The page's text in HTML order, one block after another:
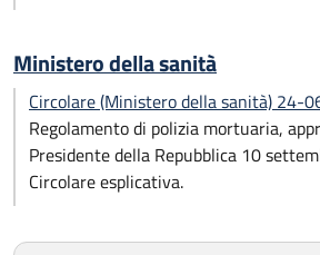
Ministero della sanità
Circolare (Ministero della sanità) 24-
Regolamento di polizia mortuaria,
Presidente della Repubblica 10
Circolare esplicativa.